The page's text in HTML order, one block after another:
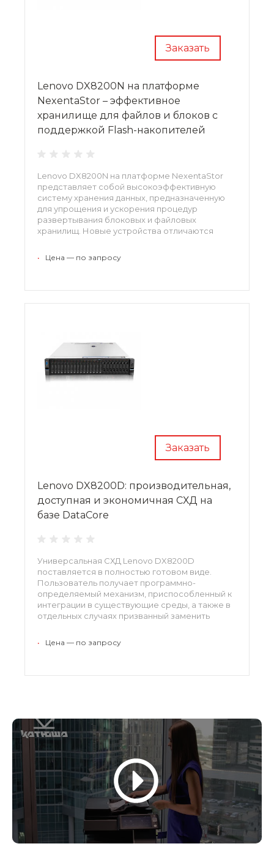
Заказать
Lenovo DX8200N на платформе
NexentaStor – эффективное
хранилище для файлов и блоков с
поддержкой Flash-накопителей
Lenovo DX8200N на платформе NexentaStor
представляет собой высокоэффективную
систему хранения данных, предназначенную
для упрощения и ускорения процедур
развертывания блоковых и файловых
хранилищ. Новые устройства отличаются
ценой. Оборудование будет оптимальным
• Цена — по запросу
Заказать
Lenovo DX8200D: производительная,
доступная и экономичная СХД на
базе DataCore
Универсальная СХД Lenovo DX8200D
поставляется в полностью готовом виде.
Пользователь получает программно-
определяемый механизм, приспособленный к
интеграции в существующие среды, а также в
отдельных случаях призванный заменить
большинство аналогов сегмента, также она
• Цена — по запросу